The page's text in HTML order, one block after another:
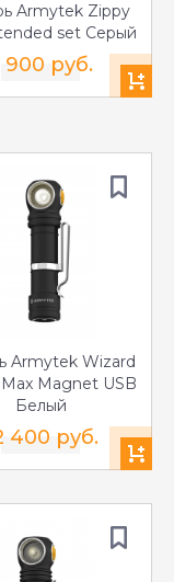
Armytek Zippy
set Серый
900 руб.
Armytek Wizard
Magnet USB
Белый
400 руб.